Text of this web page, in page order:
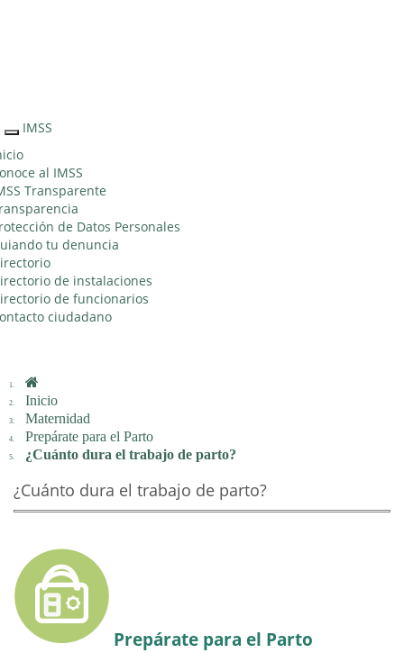
Interruptor
de
Navegación
IMSS
al IMSS
Transparente
de Datos Personales
tu denuncia
de instalaciones
de funcionarios
ciudadano
Inicio
Maternidad
Prepárate para el Parto
¿Cuánto dura el trabajo de parto?
¿Cuánto dura el trabajo de parto?
Prepárate para el Parto